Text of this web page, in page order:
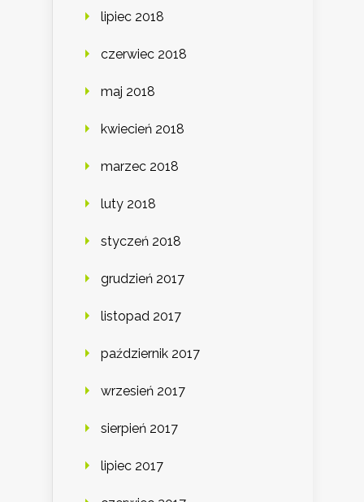
lipiec 2018
czerwiec 2018
maj 2018
kwiecień 2018
marzec 2018
luty 2018
styczeń 2018
grudzień 2017
listopad 2017
październik 2017
wrzesień 2017
sierpień 2017
lipiec 2017